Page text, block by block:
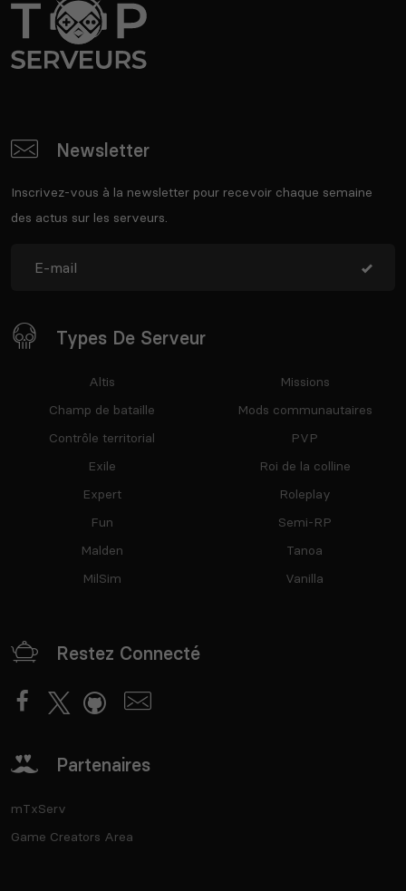
Newsletter
Inscrivez-vous à la newsletter pour recevoir chaque semaine
des actus sur les serveurs.
Types De Serveur
Altis
Champ de bataille
Contrôle territorial
Exile
Expert
Fun
Malden
MilSim
Missions
Mods communautaires
PVP
Roi de la colline
Roleplay
Semi-RP
Tanoa
Vanilla
Restez Connecté
Partenaires
mTxServ
Game Creators Area